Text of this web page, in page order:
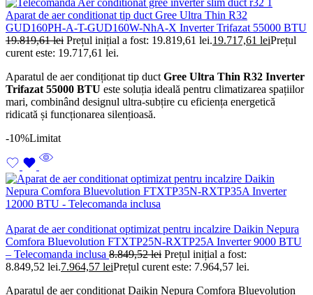
Aparat de aer conditionat tip duct Gree Ultra Thin R32
GUD160PH-A-T-GUD160W-NhA-X Inverter Trifazat 55000 BTU
19.819,61lei Prețul inițial a fost: 19.819,61 lei.19.717,61 leiPrețul
curent este: 19.717,61 lei.
Aparatul de aer condiționat tip duct Gree Ultra Thin R32 Inverter
Trifazat 55000 BTU este soluția ideală pentru climatizarea spațiilor
mari, combinând designul ultra-subțire cu eficiența energetică
ridicată și funcționarea silențioasă.
-10%Limitat
Aparat de aer conditionat optimizat pentru incalzire Daikin Nepura
Comfora Bluevolution FTXTP25N-RXTP25A Inverter 9000 BTU
– Telecomanda inclusa 8.849,52lei Prețul inițial a fost:
8.849,52 lei.7.964,57 leiPrețul curent este: 7.964,57 lei.
Aparatul de aer condiționat Daikin Nepura Comfora Bluevolution